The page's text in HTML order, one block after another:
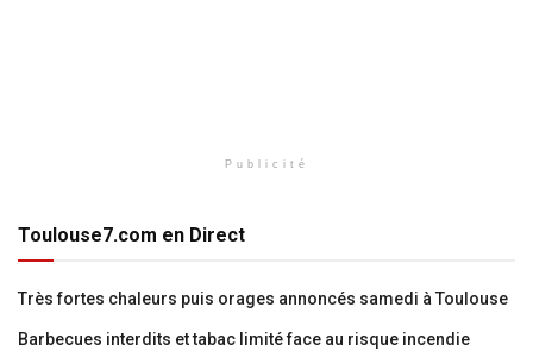
Publicité
Toulouse7.com en Direct
Très fortes chaleurs puis orages annoncés samedi à Toulouse
Barbecues interdits et tabac limité face au risque incendie